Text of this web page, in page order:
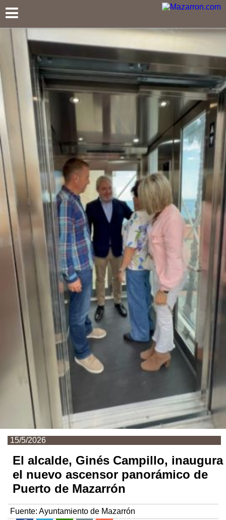
15/5/2026
El alcalde, Ginés Campillo, inaugura
el nuevo ascensor panorámico de
Puerto de Mazarrón
Fuente: Ayuntamiento de Mazarrón